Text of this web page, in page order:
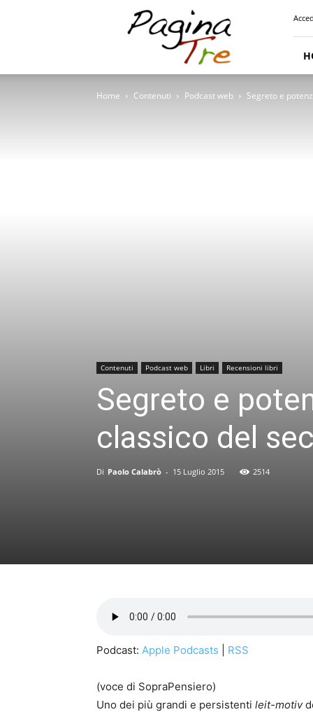
Home Contenuti Podcast web Segreto e
Contenuti Podcast web Libri Recensioni libri
Segreto e
classico del
Di Paolo Calabrò - 15 Luglio 2015 2514
Podcast: Apple Podcasts RSS
(voce di SopraPensiero)
Uno dei più grandi e persistenti leit-motiv